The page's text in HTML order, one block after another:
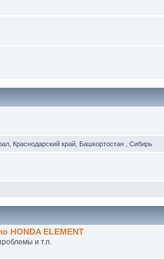
, Краснодарский край, Башкортостан Сибирь
HONDA ELEMENT
и т.п.